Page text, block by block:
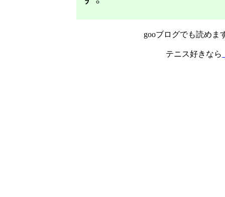
gooブログでも読めま
テニス好きなら